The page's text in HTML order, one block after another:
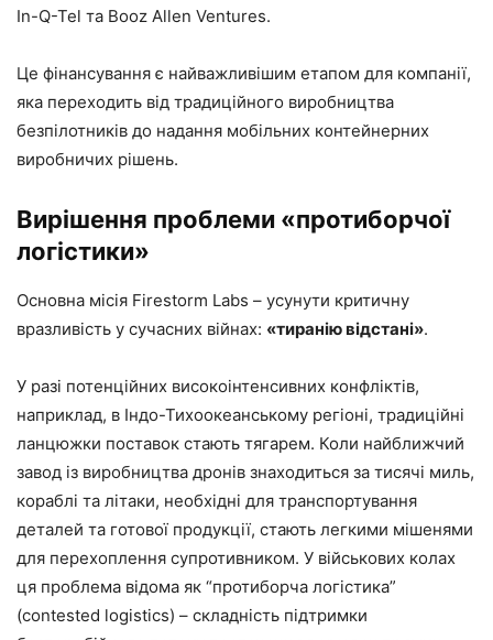
In-Q-Tel та Booz Allen Ventures.
Це фінансування є найважливішим етапом для компанії,
яка переходить від традиційного виробництва
безпілотників до надання мобільних контейнерних
виробничих рішень.
Вирішення проблеми «протиборчої
логістики»
Основна місія Firestorm Labs – усунути критичну
вразливість у сучасних війнах: «тиранію відстані».
У разі потенційних високоінтенсивних конфліктів,
наприклад, в Індо-Тихоокеанському регіоні, традиційні
ланцюжки поставок стають тягарем. Коли найближчий
завод із виробництва дронів знаходиться за тисячі миль,
кораблі та літаки, необхідні для транспортування
деталей та готової продукції, стають легкими мішенями
для перехоплення супротивником. У військових колах
ця проблема відома як “протиборча логістика”
(contested logistics) – складність підтримки